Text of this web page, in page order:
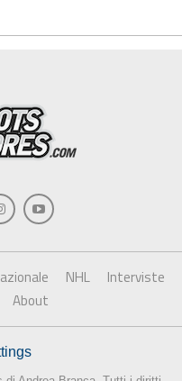
NHL
Interviste
About